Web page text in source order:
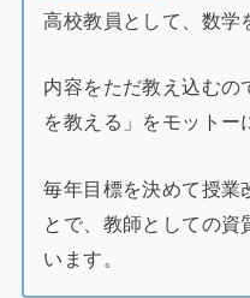
高校教員として、数学
内容をただ教え込むの
を教える」をモットー
毎年目標を決めて授業
とで、教師としての資
います。